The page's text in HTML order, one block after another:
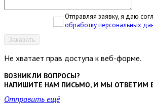
Отправляя заявку, я даю
обработку персональных
Заказать
Не хватает прав доступа к веб-форме.
ВОЗНИКЛИ ВОПРОСЫ?
НАПИШИТЕ НАМ ПИСЬМО, И МЫ ОТВЕТИМ
Отправить ещё